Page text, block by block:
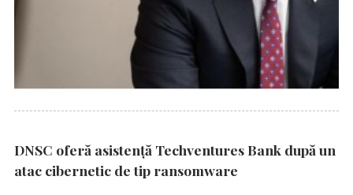
DNSC oferă asistență Techventures Bank după un
atac cibernetic de tip ransomware